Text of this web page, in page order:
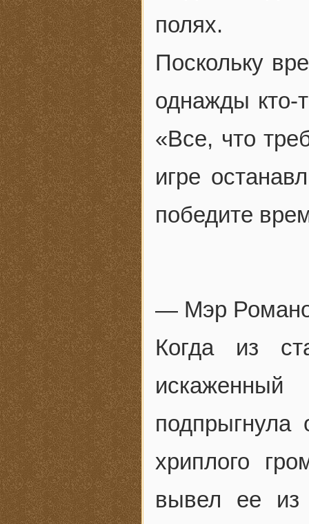
полях.
Поскольку
однажды кто-
«Все, что
игре
победите
— Мэр
Когда из
подпрыгнула
хриплого
вывел ее из